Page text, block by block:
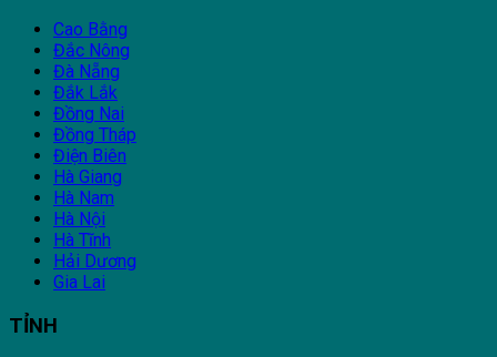
Cao Bằng
Đắc Nông
Đà Nẵng
Đắk Lắk
Đồng Nai
Đồng Tháp
Điện Biên
Hà Giang
Hà Nam
Hà Nội
Hà Tĩnh
Hải Dương
Gia Lai
TỈNH